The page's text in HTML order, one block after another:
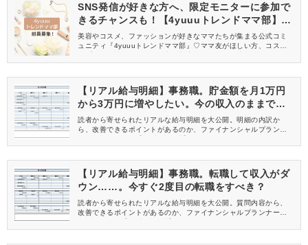
SNS発信が好きな方へ、限定モニターに参加で
きるチャンスも！【4yuuuトレンドママ部】部
員募集中
美容やコスメ、ファッションが好きなママたちが集まる公式コミ
ュニティ『4yuuuトレンドママ部』♡ママ友がほしい方、コスメサ
信してくれる方を募集しています！
【リアル給与明細】事務職。貯金額を月1万円
から3万円に増やしたい。今の収入のままで可
能でしょうか？
読者から寄せられたリアルな給与明細を大公開。明細の内訳か
ら、改善できるポイントがあるのか、ファイナンシャルプランナ
【リアル給与明細】事務職。転職して収入がダ
ウン……。今すぐ2度目の転職をすべき？
読者から寄せられたリアルな給与明細を大公開。質問内容から、
改善できるポイントがあるのか、ファイナンシャルプランナーが